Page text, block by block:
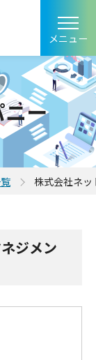
メニュー
ー
株式会社ネッ
ジメン